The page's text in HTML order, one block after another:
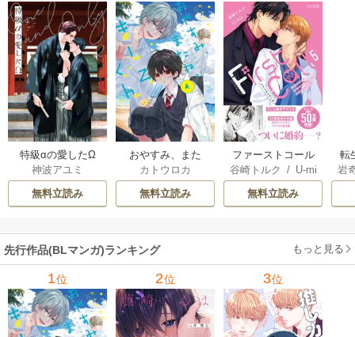
特級αの愛したΩ
神波アユミ
無料立読み
おやすみ、また
ね。ましろくん。
【電子限定漫画付
き】
カトウロカ
無料立読み
ファーストコール
～童貞外科医、年
下ヤクザの嫁にさ
れそうです！～
ア限定描き下ろし
谷崎トルク / U-mi
n
無料立読み
転
な
岩
先行作品(BLマンガ)ランキング もっと見る
1位 2位 3位